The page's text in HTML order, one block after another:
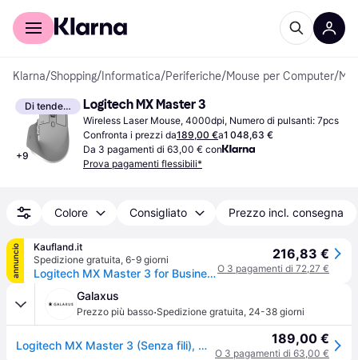
Per il tuo shopping
Klarna/Shopping/ Informatica/Periferiche/Mouse per Computer/
Di tendenza
+9
Logitech MX Master 3
Wireless Laser Mouse, 4000dpi, Numero di pulsanti: 7pcs
Confronta i prezzi da189,00 €a1 048,63 €
Da 3 pagamenti di 63,00 € con
Prova pagamenti flessibili*
Colore Consigliato Prezzo incl. consegna
annuncio
Kaufland.it
Spedizione gratuita, 6-9 giorni
Logitech MX Master 3 for Business Maus kabellos
216,83 €
O 3 pagamenti di 72,27 €
Galaxus
Prezzo più basso·Spedizione gratuita, 24-38 giorni
Logitech MX Master 3 (Senza fili), Mouse, Grigio 189,00 €
O 3 pagamenti di 63,00 €